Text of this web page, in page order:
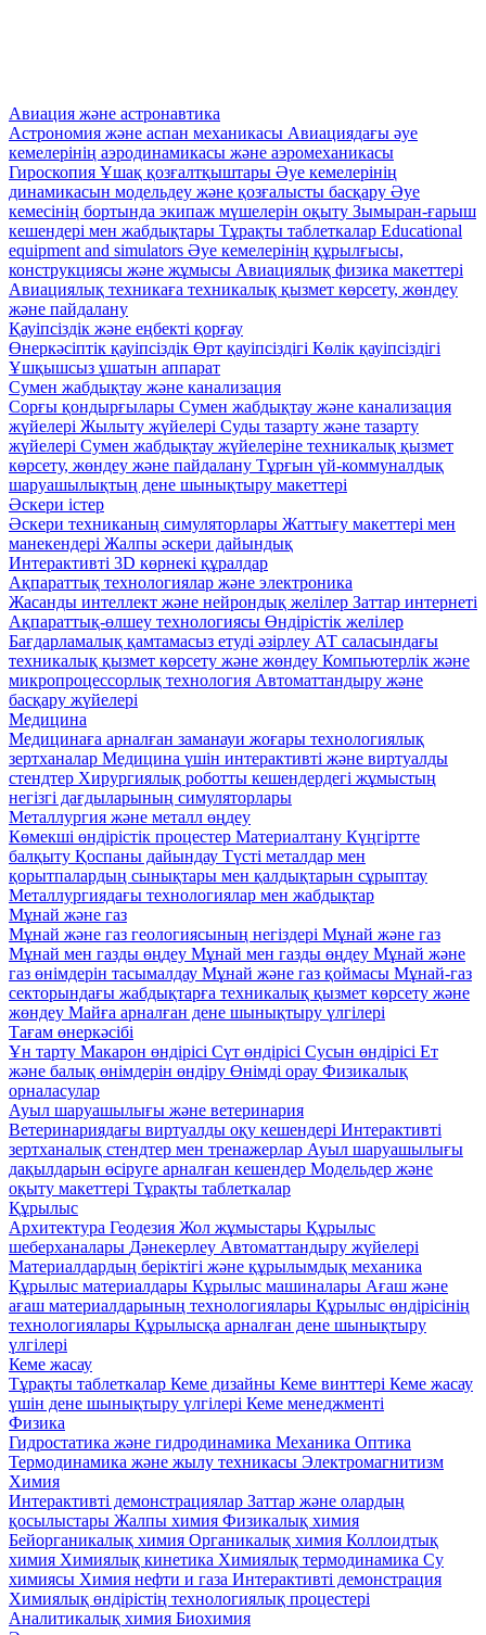
Авиация және астронавтика
Астрономия және аспан механикасы Авиациядағы әуе
кемелерінің аэродинамикасы және аэромеханикасы
Гироскопия Ұшақ қозғалтқыштары Әуе кемелерінің
динамикасын модельдеу және қозғалысты басқару Әуе
кемесінің бортында экипаж мүшелерін оқыту Зымыран-ғарыш
кешендері мен жабдықтары Тұрақты таблеткалар Educational
equipment and simulators Әуе кемелерінің құрылғысы,
конструкциясы және жұмысы Авиациялық физика макеттері
Авиациялық техникаға техникалық қызмет көрсету, жөндеу
және пайдалану
Қауіпсіздік және еңбекті қорғау
Өнеркәсіптік қауіпсіздік Өрт қауіпсіздігі Көлік қауіпсіздігі
Ұшқышсыз ұшатын аппарат
Сумен жабдықтау және канализация
Сорғы қондырғылары Сумен жабдықтау және канализация
жүйелері Жылыту жүйелері Суды тазарту және тазарту
жүйелері Сумен жабдықтау жүйелеріне техникалық қызмет
көрсету, жөндеу және пайдалану Тұрғын үй-коммуналдық
шаруашылықтың дене шынықтыру макеттері
Әскери істер
Әскери техниканың симуляторлары Жаттығу макеттері мен
манекендері Жалпы әскери дайындық
Интерактивті 3D көрнекі құралдар
Ақпараттық технологиялар және электроника
Жасанды интеллект және нейрондық желілер Заттар интернеті
Ақпараттық-өлшеу технологиясы Өндірістік желілер
Бағдарламалық қамтамасыз етуді әзірлеу АТ саласындағы
техникалық қызмет көрсету және жөндеу Компьютерлік және
микропроцессорлық технология Автоматтандыру және
басқару жүйелері
Медицина
Медицинаға арналған заманауи жоғары технологиялық
зертханалар Медицина үшін интерактивті және виртуалды
стендтер Хирургиялық роботты кешендердегі жұмыстың
негізгі дағдыларының симуляторлары
Металлургия және металл өңдеу
Көмекші өндірістік процестер Материалтану Күңгіртте
балқыту Қоспаны дайындау Түсті металдар мен
қорытпалардың сынықтары мен қалдықтарын сұрыптау
Металлургиядағы технологиялар мен жабдықтар
Мұнай және газ
Мұнай және газ геологиясының негіздері Мұнай және газ
Мұнай мен газды өңдеу Мұнай мен газды өңдеу Мұнай және
газ өнімдерін тасымалдау Мұнай және газ қоймасы Мұнай-газ
секторындағы жабдықтарға техникалық қызмет көрсету және
жөндеу Майға арналған дене шынықтыру үлгілері
Тағам өнеркәсібі
Ұн тарту Макарон өндірісі Сүт өндірісі Сусын өндірісі Ет
және балық өнімдерін өндіру Өнімді орау Физикалық
орналасулар
Ауыл шаруашылығы және ветеринария
Ветеринариядағы виртуалды оқу кешендері Интерактивті
зертханалық стендтер мен тренажерлар Ауыл шаруашылығы
дақылдарын өсіруге арналған кешендер Модельдер және
оқыту макеттері Тұрақты таблеткалар
Құрылыс
Архитектура Геодезия Жол жұмыстары Құрылыс
шеберханалары Дәнекерлеу Автоматтандыру жүйелері
Материалдардың беріктігі және құрылымдық механика
Құрылыс материалдары Кұрылыс машиналары Ағаш және
ағаш материалдарының технологиялары Құрылыс өндірісінің
технологиялары Құрылысқа арналған дене шынықтыру
үлгілері
Кеме жасау
Тұрақты таблеткалар Кеме дизайны Кеме винттері Кеме жасау
үшін дене шынықтыру үлгілері Кеме менеджменті
Физика
Гидростатика және гидродинамика Механика Оптика
Термодинамика және жылу техникасы Электромагнитизм
Химия
Интерактивті демонстрациялар Заттар және олардың
қосылыстары Жалпы химия Физикалық химия
Бейорганикалық химия Органикалық химия Коллоидтық
химия Химиялық кинетика Химиялық термодинамика Су
химиясы Химия нефти и газа Интерактивті демонстрация
Химиялық өндірістің технологиялық процестері
Аналитикалық химия Биохимия